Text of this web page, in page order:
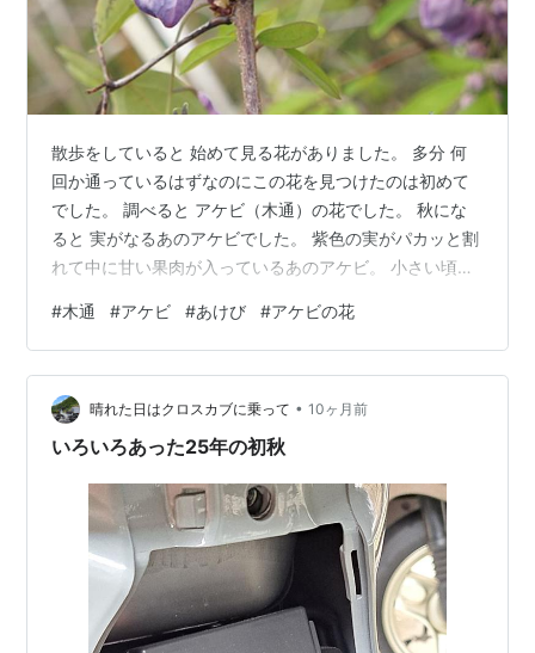
散歩をしていると 始めて見る花がありました。 多分 何
回か通っているはずなのにこの花を見つけたのは初めて
でした。 調べると アケビ（木通）の花でした。 秋にな
ると 実がなるあのアケビでした。 紫色の実がパカッと割
れて中に甘い果肉が入っているあのアケビ。 小さい頃に
ったとは。 うれしい発見。 ミラーレス一眼カメラを持っ
て歩いていたので いつもの散歩よりもキョロキョロして
いたのかな。 見つけられてよかった。 これはスマホで撮
った写真。↑↑ ↓ ↓ スマホでも良いか？ 以下↓↓↓ は
ミラーレス一眼で撮った写真。 ホトケノザ 撮るの難し
#木通 #アケビ #あけび #アケビの花
晴れた日はクロスカブに乗って • 10ヶ月前
いろいろあった25年の初秋